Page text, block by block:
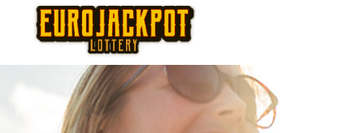
Thursday